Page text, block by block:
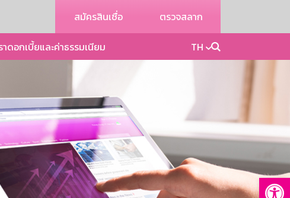
สมัครสินเชื่อ ตรวจสลาก
ดอกเบี้ยและค่าธรรมเนียม TH